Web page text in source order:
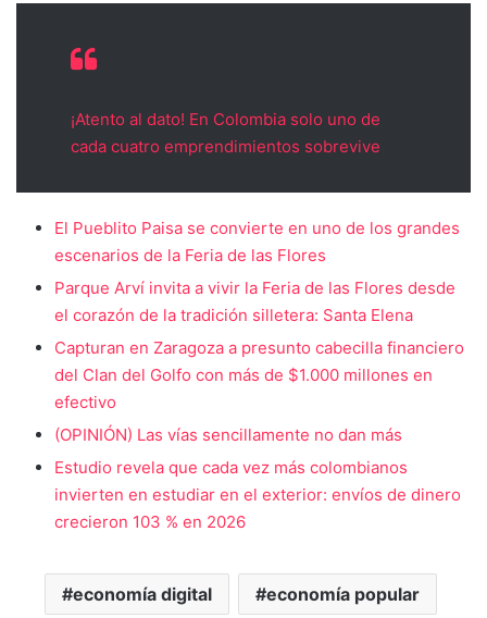
¡Atento al dato! En Colombia solo uno de
cada cuatro emprendimientos sobrevive
El Pueblito Paisa se convierte en uno de los grandes
escenarios de la Feria de las Flores
Parque Arví invita a vivir la Feria de las Flores desde
el corazón de la tradición silletera: Santa Elena
Capturan en Zaragoza a presunto cabecilla financiero
del Clan del Golfo con más de $1.000 millones en
efectivo
(OPINIÓN) Las vías sencillamente no dan más
Estudio revela que cada vez más colombianos
invierten en estudiar en el exterior: envíos de dinero
crecieron 103 % en 2026
economía digital economía popular